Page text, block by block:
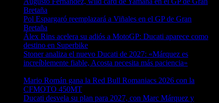
Bretaña
Pol Espargaró reemplazará a Viñales en el GP de Gran
Bretaña
Álex Rins acelera su adiós a MotoGP: Ducati aparece como
destino en Superbike
Stoner analiza el nuevo Ducati de 2027: «Márquez es
increíblemente fiable, Acosta necesita más paciencia»
Mario Román gana la Red Bull Romaniacs 2026 con la
CFMOTO 450MT
Ducati desvela su plan para 2027, con Marc Márquez y